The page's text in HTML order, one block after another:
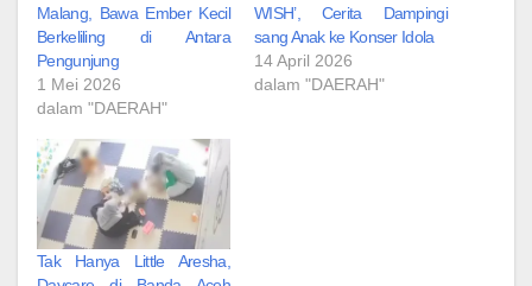
Malang, Bawa Ember Kecil
Berkeliling di Antara
Pengunjung‎
1 Mei 2026
dalam "DAERAH"
WISH’, Cerita Dampingi
sang Anak ke Konser Idola
14 April 2026
dalam "DAERAH"
Tak Hanya Little Aresha,